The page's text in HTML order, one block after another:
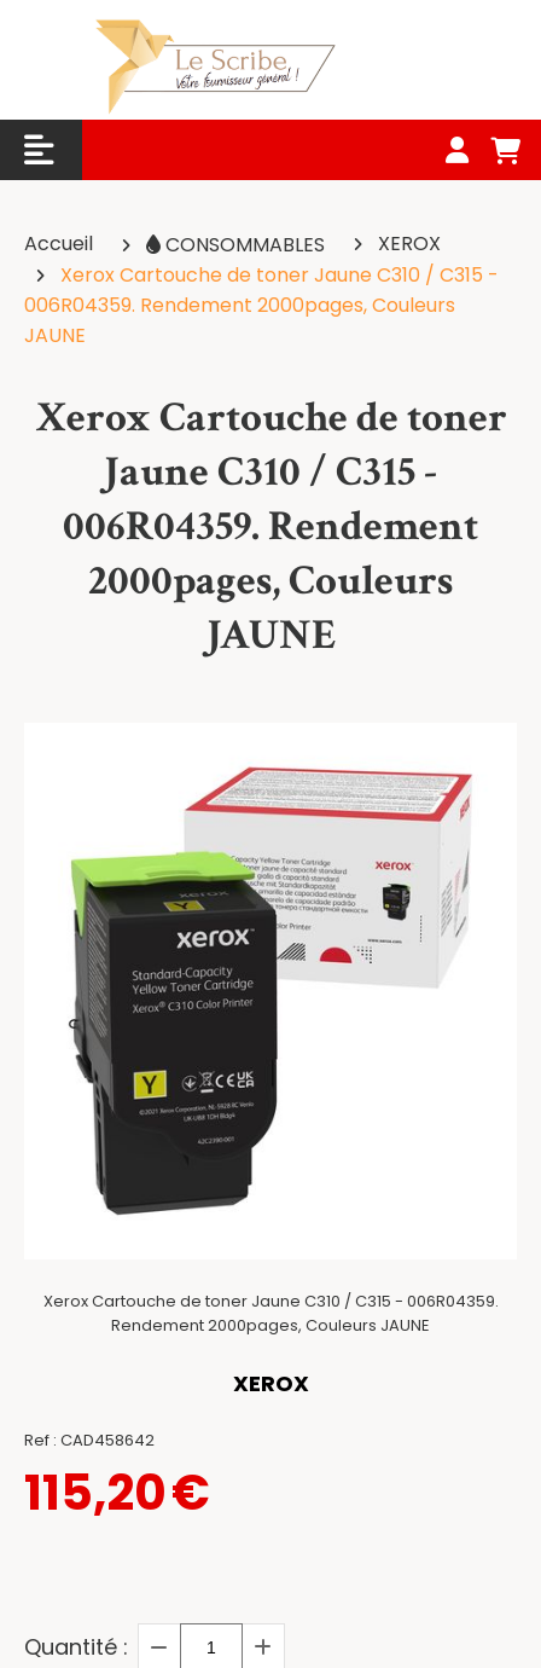
Accueil CONSOMMABLES
XEROX
Xerox Cartouche de toner Jaune C310 / C315 -
006R04359. Rendement 2000pages, Couleurs
JAUNE
Xerox Cartouche de toner
Jaune C310 / C315 -
006R04359. Rendement
2000pages, Couleurs
JAUNE
Xerox Cartouche de toner Jaune C310 / C315 - 006R04359.
Rendement 2000pages, Couleurs JAUNE
XEROX
Ref : CAD458642
115,20€
Quantité :